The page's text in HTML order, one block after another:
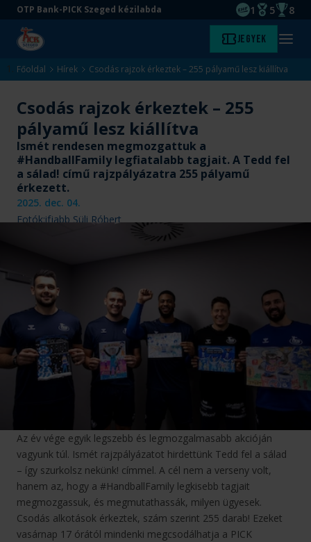
Ugrás
tartalomra
Ugrás
aljára
OTP Bank-PICK Szeged kézilabda
EHF
1
Magyar
5 8
Kezdőlap Jegyek Menü
Főoldal Hírek Csodás rajzok érkeztek – 255 pályamű lesz kiállítva
Csodás rajzok érkeztek – 255
pályamű lesz kiállítva
Ismét rendesen megmozgattuk a
#HandballFamily legfiatalabb tagjait. A Tedd fel
a sálad! című rajzpályázatra 255 pályamű
érkezett.
2025. dec. 04.
Fotók:ifjabb Süli Róbert
Az év vége egyik legszebb és legmozgalmasabb akcióján
vagyunk túl. Ismét rajzpályázatot hirdettünk Tedd fel a sálad
– így szurkolsz nekünk! címmel. A cél nem a verseny volt,
hanem az, hogy a #HandballFamily legkisebb tagjait
megmozgassuk, és megmutathassák, milyen ügyesek.
Csodás alkotások érkeztek, szám szerint 255 darab! Ezeket
vasárnap 17 órától mindenki megcsodálhatja a PICK